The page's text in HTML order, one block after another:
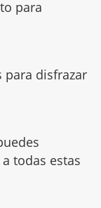
para
para disfrazar
todas estas